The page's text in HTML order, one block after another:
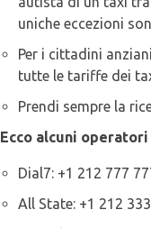
uniche eccezioni
Per i cittadini
tutte le tariffe dei
Prendi sempre la
Ecco alcuni
Dial7: +1 212 777
All State: +1 212